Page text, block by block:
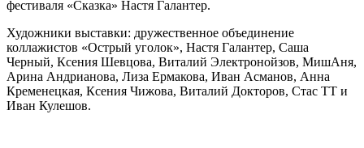
фестиваля «Сказка» Настя Галантер.
Художники выставки: дружественное объединение
коллажистов «Острый уголок», Настя Галантер, Саша
Черный, Ксения Шевцова, Виталий Электронойзов, МишАня,
Арина Андрианова, Лиза Ермакова, Иван Асманов, Анна
Кременецкая, Ксения Чижова, Виталий Докторов, Стас ТТ и
Иван Кулешов.